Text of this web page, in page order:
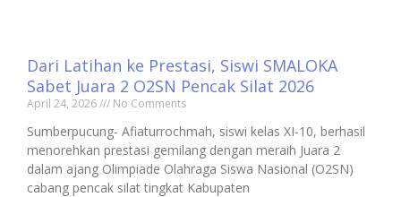
Dari Latihan ke Prestasi, Siswi SMALOKA
Sabet Juara 2 O2SN Pencak Silat 2026
April 24, 2026 No Comments
Sumberpucung- Afiaturrochmah, siswi kelas XI-10, berhasil
menorehkan prestasi gemilang dengan meraih Juara 2
dalam ajang Olimpiade Olahraga Siswa Nasional (O2SN)
cabang pencak silat tingkat Kabupaten